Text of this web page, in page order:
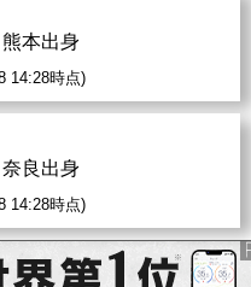
本出身
14:28時点)
良出身
14:28時点)